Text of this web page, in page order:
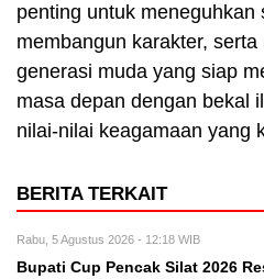
penting untuk meneguhkan
membangun karakter,
generasi muda yang siap
masa depan dengan bekal
nilai-nilai keagamaan yang
BERITA TERKAIT
Rabu, 5 Agustus 2026 - 12:18 WIB
Bupati Cup Pencak Silat 2026